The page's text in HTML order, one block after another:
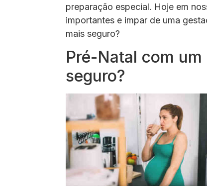
preparação especial. Hoje em
importantes e impar de uma
mais seguro?
Pré-Natal com
seguro?